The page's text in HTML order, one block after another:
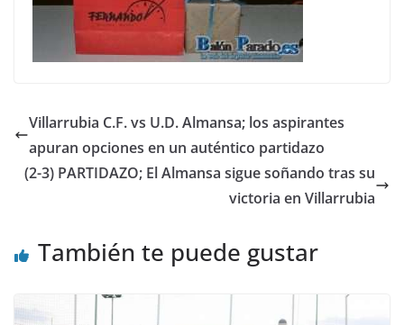
Villarrubia C.F. vs U.D. Almansa; los aspirantes
apuran opciones en un auténtico partidazo
(2-3) PARTIDAZO; El Almansa sigue soñando tras su
victoria en Villarrubia
También te puede gustar